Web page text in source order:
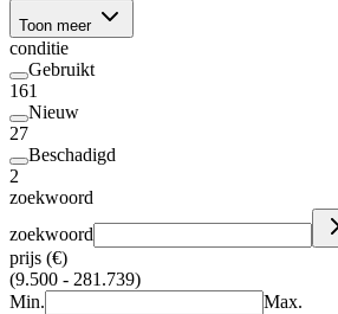
Toon meer
conditie
Gebruikt
161
Nieuw
27
Beschadigd
2
zoekwoord
zoekwoord
prijs (€)
(9.500 - 281.739)
Min.
Max.